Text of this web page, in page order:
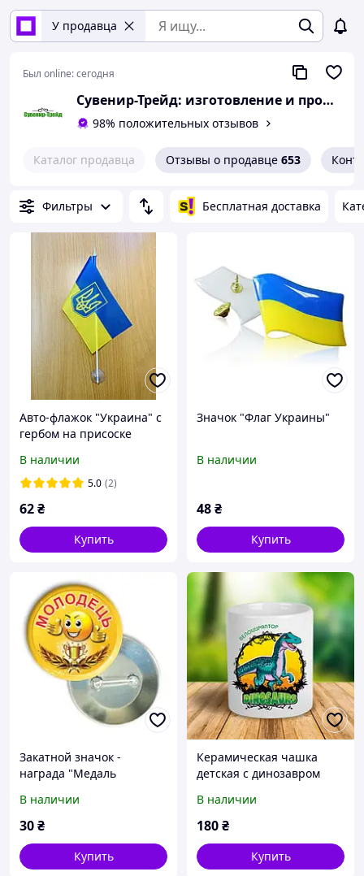
У продавца
Был online:сегодня
Сувенир-Трейд: изготовление и продажа сувенирной и печатной продукции.
98% положительных отзывов
Каталог продавца Отзывы о продавце 653
Фильтры Бесплатная доставка
Авто-флажок "Украина" с
гербом на присоске
В наличии
5.0 (2)
62₴
Купить
Значок "Флаг Украины"
В наличии
48₴
Купить
Закатной значок -
награда "Медаль
В наличии
30₴
Купить
Керамическая чашка
детская с динозавром
В наличии
180₴
Купить